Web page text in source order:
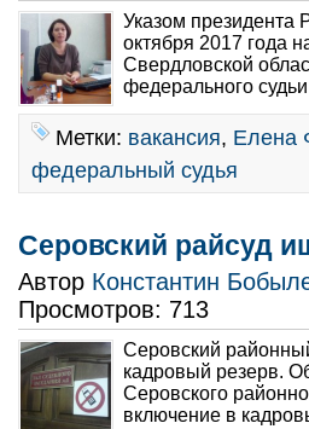
Указом президента
октября 2017 года
Свердловской
федерального
Метки: вакансия, Елена
федеральный судья
Серовский райсуд
Автор Константин
Просмотров: 713
Серовский
кадровый резерв.
Серовского
включение в